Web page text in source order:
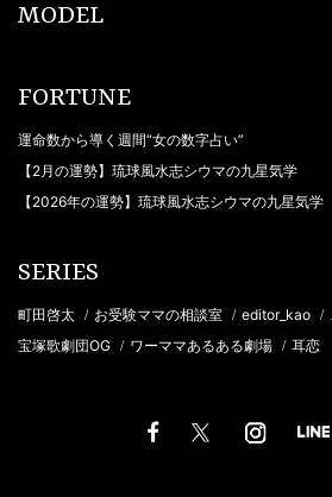
MODEL
FORTUNE
運命数から導く週間“女の数字占い”
【2月の運勢】琉球風水志シウマの九星気学
【2026年の運勢】琉球風水志シウマの九星気学
SERIES
町田啓太 / お受験ママの相談室 / editor_kao /
宝塚歌劇団OG / ワーママあるある劇場 / 耳恋